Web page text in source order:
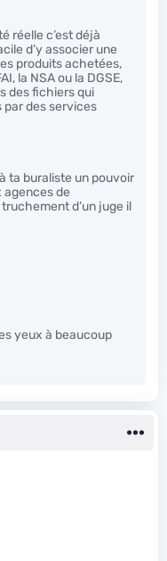
réelle c’est déjà
d’y associer une
produits achetées,
la NSA ou la DGSE,
des fichiers qui
par des services
ta buraliste un pouvoir
agences de
d’un juge il
yeux à beaucoup